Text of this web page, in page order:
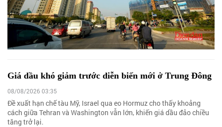
Giá dầu khó giảm trước diễn biến mới ở Trung Đông
08/08/2026 03:35
Đề xuất hạn chế tàu Mỹ, Israel qua eo Hormuz cho thấy khoảng
cách giữa Tehran và Washington vẫn lớn, khiến giá dầu đảo chiều
tăng trở lại.